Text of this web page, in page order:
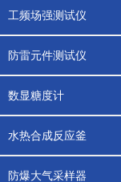
工频场强测试仪
防雷元件测试仪
数显糖度计
水热合成反应釜
防爆大气采样器